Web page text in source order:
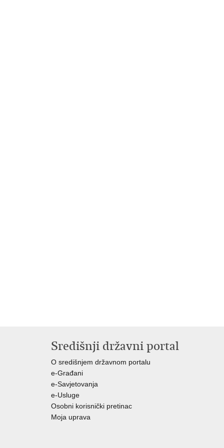
Središnji državni portal
O središnjem državnom portalu
e-Građani
e-Savjetovanja
e-Usluge
Osobni korisnički pretinac
Moja uprava